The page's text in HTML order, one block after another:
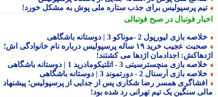
پرسپولیس برای جذب ستاره ملی پوش به مشکل خورد!
فوتبال در صبح فوتبالی
بازی لیورپول 2 -موناکو 3 | دوستانه باشگاهی
صحبت عجیب خرید ۱۹ ساله پرسپولیس درباره نام خانوادگی اش؛
اجدادمان اژدها می کشتند!
بازی منچسترسیتی 3 - اتلتیکومادرید 1 | دوستانه باشگاهی
بازی آرسنال 2 - دورتموند 3 | دوستانه باشگاهی
همسر رضا شکاری پس از جدایی از پرسپولیس؛ پیشنهاد
سنگین یک تیم تهرانی رد شده بود!